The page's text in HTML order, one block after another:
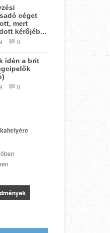
céget
mert
kérőjéb...
0
idén a brit
0